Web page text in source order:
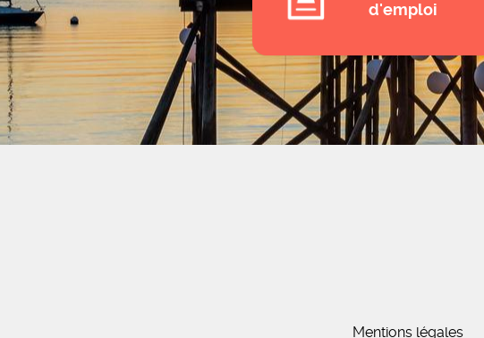
d'emploi
Mentions légales